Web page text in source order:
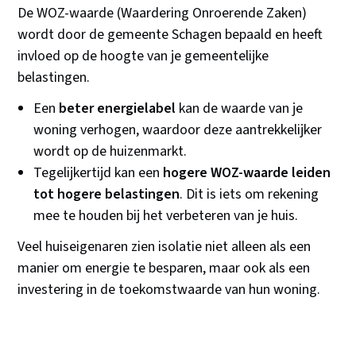
De WOZ-waarde (Waardering Onroerende Zaken)
wordt door de gemeente Schagen bepaald en heeft
invloed op de hoogte van je gemeentelijke
belastingen.
Een beter energielabel kan de waarde van je
woning verhogen, waardoor deze aantrekkelijker
wordt op de huizenmarkt.
Tegelijkertijd kan een hogere WOZ-waarde leiden
tot hogere belastingen. Dit is iets om rekening
mee te houden bij het verbeteren van je huis.
Veel huiseigenaren zien isolatie niet alleen als een
manier om energie te besparen, maar ook als een
investering in de toekomstwaarde van hun woning.